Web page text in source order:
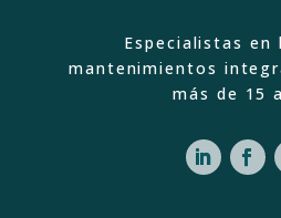
Especialistas en
mantenimientos
más de 15